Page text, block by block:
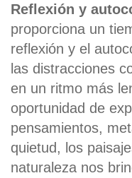
Reflexión y
proporciona un
reflexión y el
las distracciones
en un ritmo más
oportunidad de
pensamientos,
quietud, los
naturaleza nos